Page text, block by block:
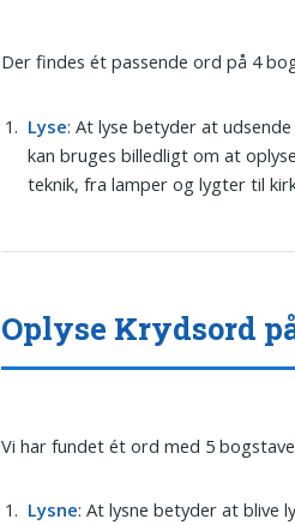
Der findes ét passende ord på 4
Lyse: At lyse betyder at
kan bruges billedligt om at
teknik, fra lamper og lygter til
Oplyse Krydsord
Vi har fundet ét ord med 5
Lysne: At lysne betyder at blive